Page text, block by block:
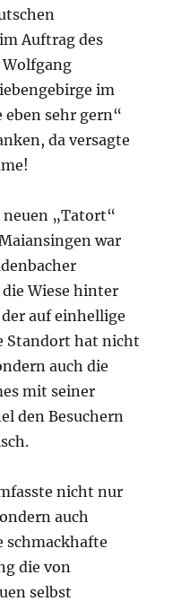
Auftrag des
im
sehr gern“
da versagte
neuen „Tatort“
war
Wiese hinter
auf einhellige
Standort hat nicht
auch die
mit seiner
den Besuchern
nicht nur
auch
schmackhafte
die von
selbst